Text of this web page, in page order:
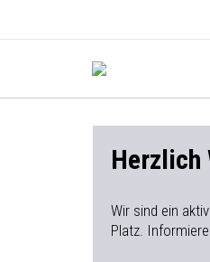
Herzlich
Wir sind ein
Platz.